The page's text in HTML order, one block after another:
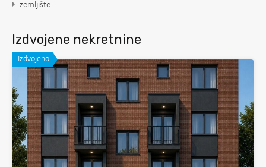
zemljište
Izdvojene nekretnine
Izdvojeno